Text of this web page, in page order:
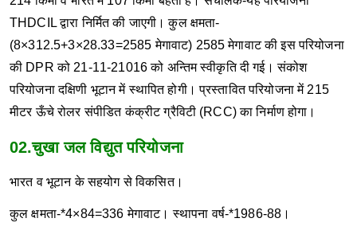
THDCIL द्वारा निर्मित की जाएगी। कुल क्षमता-
(8×312.5+3×28.33=2585 मेगावाट) 2585 मेगावाट की इस परियोजना
की DPR को 21-11-21016 को अन्तिम स्वीकृति दी गई। संकोश
परियोजना दक्षिणी भूटान में स्थापित होगी। प्रस्तावित परियोजना में 215
मीटर ऊँचे रोलर संपीडित कंक्रीट ग्रैविटी (RCC) का निर्माण होगा।
02.चुखा जल विद्युत परियोजना
भारत व भूटान के सहयोग से विकसित।
कुल क्षमता-*4×84=336 मेगावाट। स्थापना वर्ष-*1986-88।